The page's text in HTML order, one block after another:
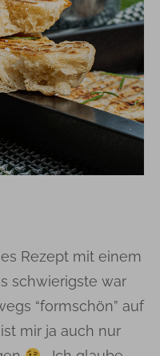
Rezept mit einem
schwierigste war
“formschön” auf
mir ja auch nur